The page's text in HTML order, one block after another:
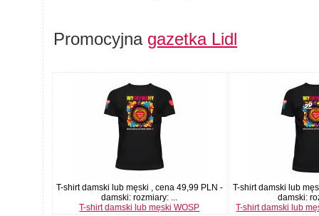
Promocyjna gazetka Lidl
T-shirt damski lub męski , cena 49,99 PLN -
damski: rozmiary: ...
T-shirt damski lub męski WOSP
T-shirt damski lub
damski:
T-shirt damski lub